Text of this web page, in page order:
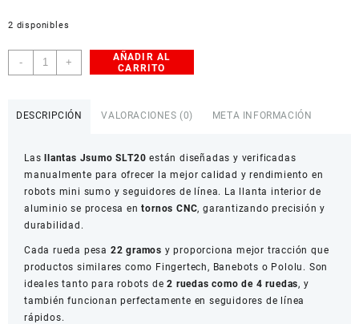
2 disponibles
-
Llantas
Jsumo
Aluminio
Mini
Sumo
y
Seguidores
de
+
AÑADIR AL
CARRITO
DESCRIPCIÓN VALORACIONES (0) META INFORMACIÓN
Las llantas Jsumo SLT20 están diseñadas y verificadas
manualmente para ofrecer la mejor calidad y rendimiento en
robots mini sumo y seguidores de línea. La llanta interior de
aluminio se procesa entornos CNC, garantizando precisión y
durabilidad.
Cada rueda pesa 22 gramos y proporciona mejor tracción que
productos similares como Fingertech, Banebots o Pololu. Son
ideales tanto para robots de2 ruedas como de 4 ruedas, y
también funcionan perfectamente en seguidores de línea
rápidos.